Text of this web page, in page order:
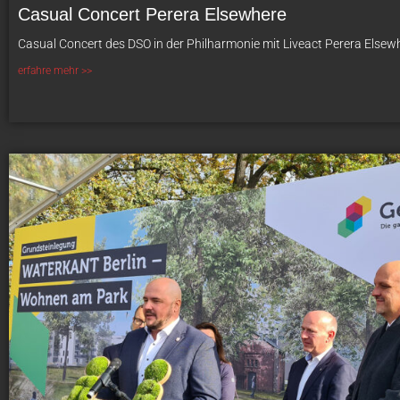
Casual Concert Perera Elsewhere
Casual Concert des DSO in der Philharmonie mit Liveact Perera
erfahre mehr >>